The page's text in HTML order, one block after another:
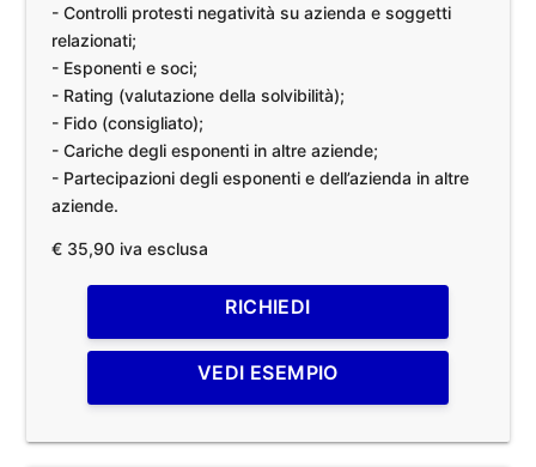
- Controlli protesti negatività su azienda e soggetti
relazionati;
- Esponenti e soci;
- Rating (valutazione della solvibilità);
- Fido (consigliato);
- Cariche degli esponenti in altre aziende;
- Partecipazioni degli esponenti e dell’azienda in altre
aziende.
€ 35,90 iva esclusa
RICHIEDI
VEDI ESEMPIO